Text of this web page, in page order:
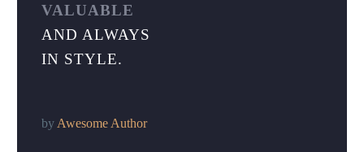
VALUABLE
AND ALWAYS
IN STYLE.
by Awesome Author